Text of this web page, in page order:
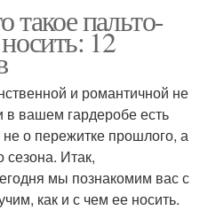
такое пальто-
12
и романтичной не
в вашем гардеробе есть
не о пережитке прошлого, а
сезона. Итак,
мы познакомим вас с
как и с чем ее носить.